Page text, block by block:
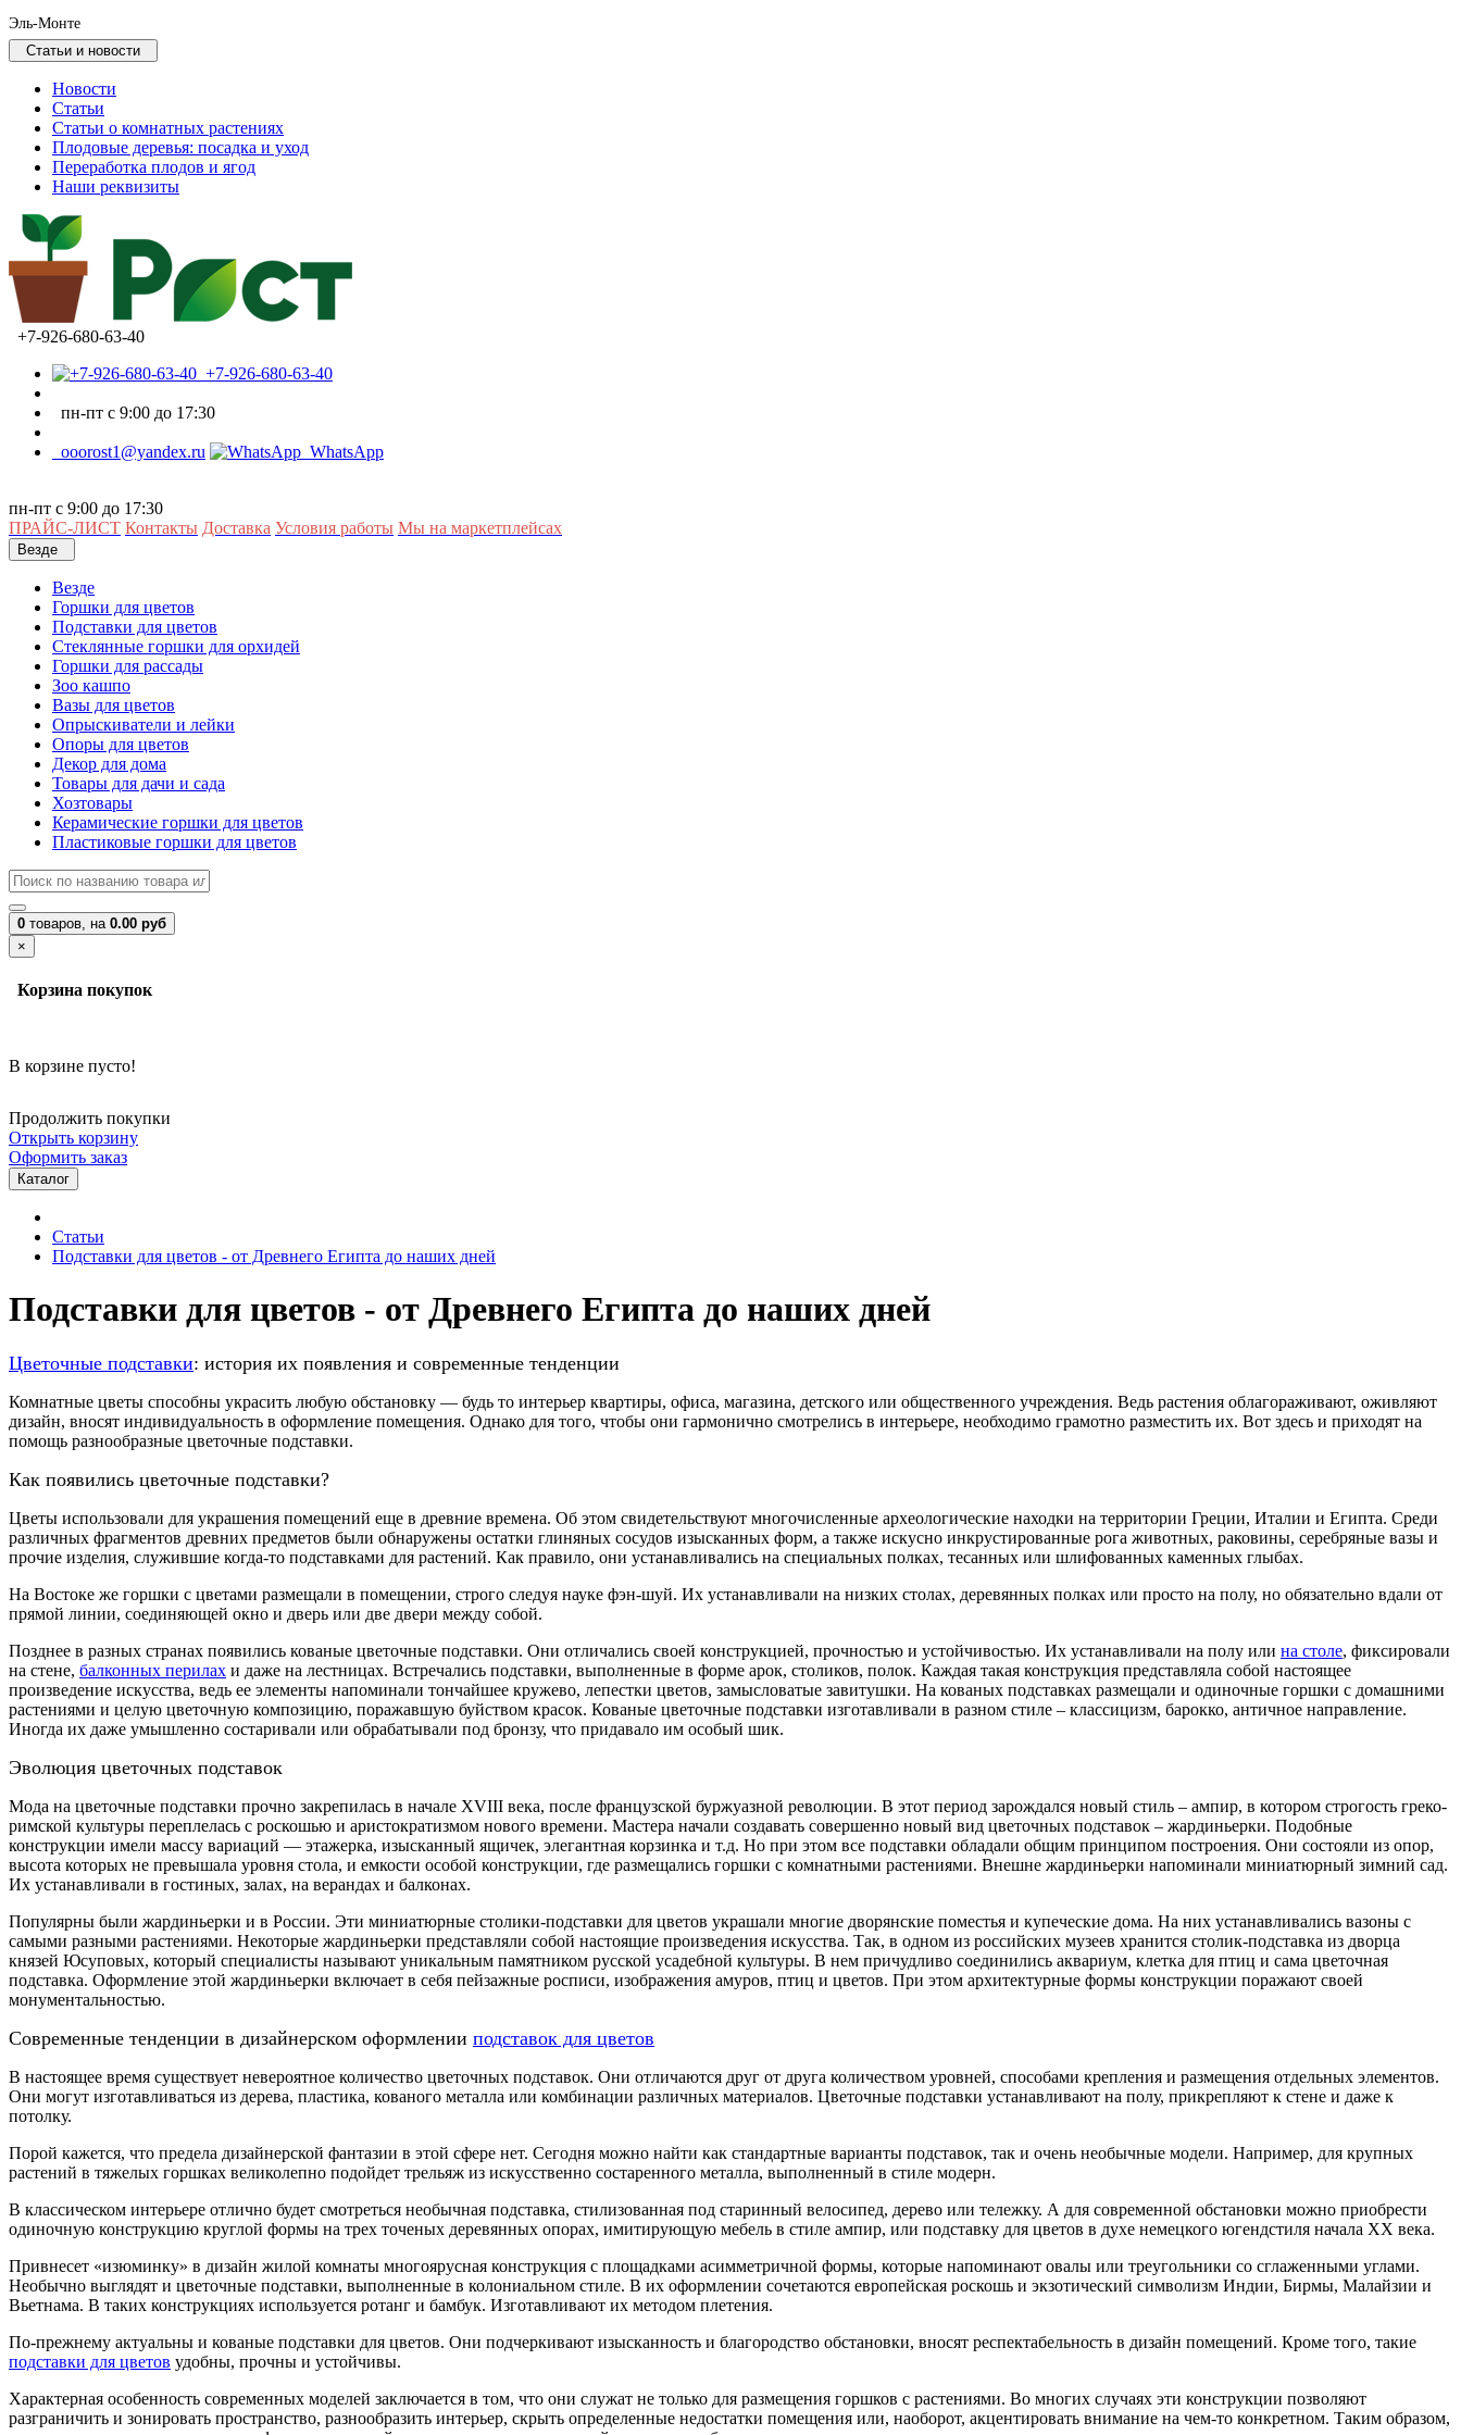
Эль-Монте
Статьи и новости
Новости
Статьи
Статьи о комнатных растениях
Плодовые деревья: посадка и уход
Переработка плодов и ягод
Наши реквизиты
+7-926-680-63-40
+7-926-680-63-40
пн-пт с 9:00 до 17:30
ooorost1@yandex.ru WhatsApp
пн-пт с 9:00 до 17:30
ПРАЙС-ЛИСТ Контакты Доставка Условия работы Мы на маркетплейсах
Везде
Везде
Горшки для цветов
Подставки для цветов
Стеклянные горшки для орхидей
Горшки для рассады
Зоо кашпо
Вазы для цветов
Опрыскиватели и лейки
Опоры для цветов
Декор для дома
Товары для дачи и сада
Хозтовары
Керамические горшки для цветов
Пластиковые горшки для цветов
0 товаров, на 0.00 руб
×
Корзина покупок
В корзине пусто!
Продолжить покупки
Открыть корзину
Оформить заказ
Каталог
Статьи
Подставки для цветов - от Древнего Египта до наших дней
Подставки для цветов - от Древнего Египта до наших дней
Цветочные подставки: история их появления и современные тенденции
Комнатные цветы способны украсить любую обстановку — будь то интерьер квартиры, офиса, магазина, детского или общественного учреждения. Ведь растения облагораживают, оживляют
дизайн, вносят индивидуальность в оформление помещения. Однако для того, чтобы они гармонично смотрелись в интерьере, необходимо грамотно разместить их. Вот здесь и приходят на
помощь разнообразные цветочные подставки.
Как появились цветочные подставки?
Цветы использовали для украшения помещений еще в древние времена. Об этом свидетельствуют многочисленные археологические находки на территории Греции, Италии и Египта. Среди
различных фрагментов древних предметов были обнаружены остатки глиняных сосудов изысканных форм, а также искусно инкрустированные рога животных, раковины, серебряные вазы и
прочие изделия, служившие когда-то подставками для растений. Как правило, они устанавливались на специальных полках, тесанных или шлифованных каменных глыбах.
На Востоке же горшки с цветами размещали в помещении, строго следуя науке фэн-шуй. Их устанавливали на низких столах, деревянных полках или просто на полу, но обязательно вдали от
прямой линии, соединяющей окно и дверь или две двери между собой.
Позднее в разных странах появились кованые цветочные подставки. Они отличались своей конструкцией, прочностью и устойчивостью. Их устанавливали на полу или на столе, фиксировали
на стене, балконных перилах и даже на лестницах. Встречались подставки, выполненные в форме арок, столиков, полок. Каждая такая конструкция представляла собой настоящее
произведение искусства, ведь ее элементы напоминали тончайшее кружево, лепестки цветов, замысловатые завитушки. На кованых подставках размещали и одиночные горшки с домашними
растениями и целую цветочную композицию, поражавшую буйством красок. Кованые цветочные подставки изготавливали в разном стиле – классицизм, барокко, античное направление.
Иногда их даже умышленно состаривали или обрабатывали под бронзу, что придавало им особый шик.
Эволюция цветочных подставок
Мода на цветочные подставки прочно закрепилась в начале XVIII века, после французской буржуазной революции. В этот период зарождался новый стиль – ампир, в котором строгость греко-
римской культуры переплелась с роскошью и аристократизмом нового времени. Мастера начали создавать совершенно новый вид цветочных подставок – жардиньерки. Подобные
конструкции имели массу вариаций — этажерка, изысканный ящичек, элегантная корзинка и т.д. Но при этом все подставки обладали общим принципом построения. Они состояли из опор,
высота которых не превышала уровня стола, и емкости особой конструкции, где размещались горшки с комнатными растениями. Внешне жардиньерки напоминали миниатюрный зимний сад.
Их устанавливали в гостиных, залах, на верандах и балконах.
Популярны были жардиньерки и в России. Эти миниатюрные столики-подставки для цветов украшали многие дворянские поместья и купеческие дома. На них устанавливались вазоны с
самыми разными растениями. Некоторые жардиньерки представляли собой настоящие произведения искусства. Так, в одном из российских музеев хранится столик-подставка из дворца
князей Юсуповых, который специалисты называют уникальным памятником русской усадебной культуры. В нем причудливо соединились аквариум, клетка для птиц и сама цветочная
подставка. Оформление этой жардиньерки включает в себя пейзажные росписи, изображения амуров, птиц и цветов. При этом архитектурные формы конструкции поражают своей
монументальностью.
Современные тенденции в дизайнерском оформлении подставок для цветов
В настоящее время существует невероятное количество цветочных подставок. Они отличаются друг от друга количеством уровней, способами крепления и размещения отдельных элементов.
Они могут изготавливаться из дерева, пластика, кованого металла или комбинации различных материалов. Цветочные подставки устанавливают на полу, прикрепляют к стене и даже к
потолку.
Порой кажется, что предела дизайнерской фантазии в этой сфере нет. Сегодня можно найти как стандартные варианты подставок, так и очень необычные модели. Например, для крупных
растений в тяжелых горшках великолепно подойдет трельяж из искусственно состаренного металла, выполненный в стиле модерн.
В классическом интерьере отлично будет смотреться необычная подставка, стилизованная под старинный велосипед, дерево или тележку. А для современной обстановки можно приобрести
одиночную конструкцию круглой формы на трех точеных деревянных опорах, имитирующую мебель в стиле ампир, или подставку для цветов в духе немецкого югендстиля начала ХХ века.
Привнесет «изюминку» в дизайн жилой комнаты многоярусная конструкция с площадками асимметричной формы, которые напоминают овалы или треугольники со сглаженными углами.
Необычно выглядят и цветочные подставки, выполненные в колониальном стиле. В их оформлении сочетаются европейская роскошь и экзотический символизм Индии, Бирмы, Малайзии и
Вьетнама. В таких конструкциях используется ротанг и бамбук. Изготавливают их методом плетения.
По-прежнему актуальны и кованые подставки для цветов. Они подчеркивают изысканность и благородство обстановки, вносят респектабельность в дизайн помещений. Кроме того, такие
подставки для цветов удобны, прочны и устойчивы.
Характерная особенность современных моделей заключается в том, что они служат не только для размещения горшков с растениями. Во многих случаях эти конструкции позволяют
разграничить и зонировать пространство, разнообразить интерьер, скрыть определенные недостатки помещения или, наоборот, акцентировать внимание на чем-то конкретном. Таким образом,